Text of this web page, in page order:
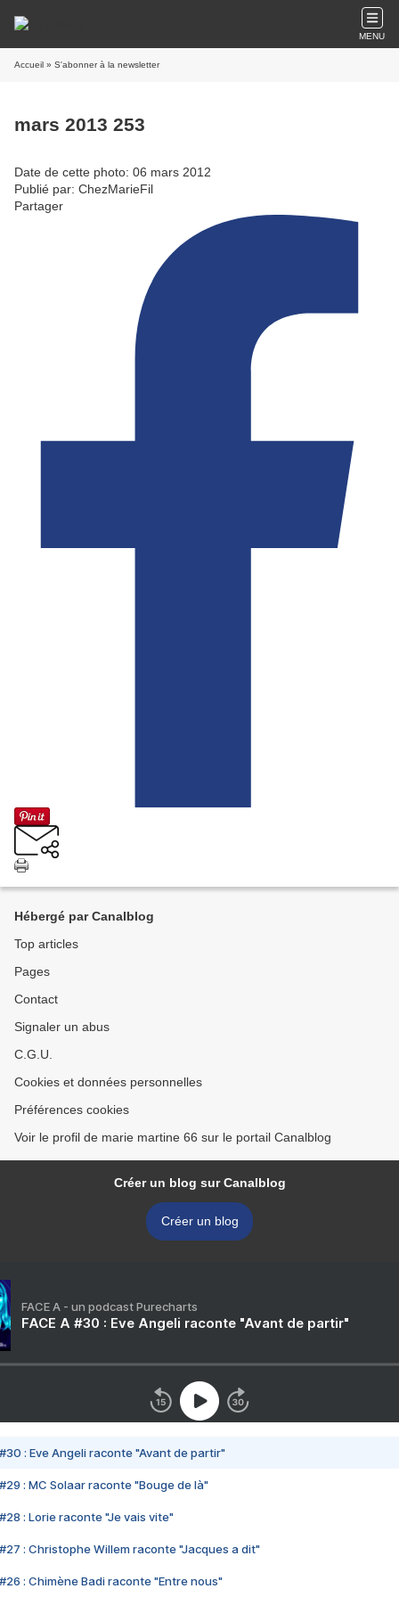
MENU
Accueil » S'abonner à la newsletter
mars 2013 253
Date de cette photo: 06 mars 2012
Publié par: ChezMarieFil
Partager
Hébergé par Canalblog
Top articles
Pages
Contact
Signaler un abus
C.G.U.
Cookies et données personnelles
Préférences cookies
Voir le profil de marie martine 66 sur le portail Canalblog
Créer un blog sur Canalblog
Créer un blog
FACE A - un podcast Purecharts
FACE A #30 : Eve Angeli raconte "Avant de partir"
#30 : Eve Angeli raconte "Avant de partir"
#29 : MC Solaar raconte "Bouge de là"
#28 : Lorie raconte "Je vais vite"
#27 : Christophe Willem raconte "Jacques a dit"
#26 : Chimène Badi raconte "Entre nous"